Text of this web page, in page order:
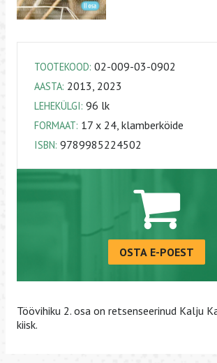
TOOTEKOOD: 02-009-03-0902
AASTA: 2013, 2023
LEHEKÜLGI: 96 lk
FORMAAT: 17 x 24, klamberköide
ISBN: 9789985224502
OSTA E-POEST
Töövihiku 2. osa on retsenseerinud Kalju
kiisk.